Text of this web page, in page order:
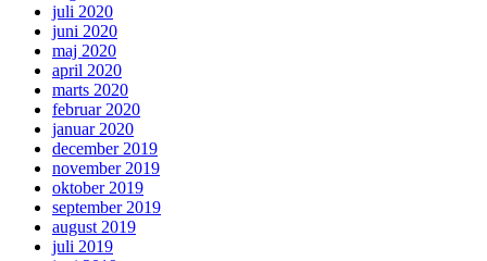
juli 2020
juni 2020
maj 2020
april 2020
marts 2020
februar 2020
januar 2020
december 2019
november 2019
oktober 2019
september 2019
august 2019
juli 2019